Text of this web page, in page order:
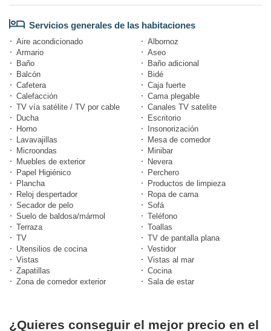
Servicios generales de las habitaciones
Aire acondicionado
Albornoz
Armario
Aseo
Baño
Baño adicional
Balcón
Bidé
Cafetera
Caja fuerte
Calefacción
Cama plegable
TV vía satélite / TV por cable
Canales TV satelite
Ducha
Escritorio
Horno
Insonorización
Lavavajillas
Mesa de comedor
Microondas
Minibar
Muebles de exterior
Nevera
Papel Higiénico
Perchero
Plancha
Productos de limpieza
Reloj despertador
Ropa de cama
Secador de pelo
Sofá
Suelo de baldosa/mármol
Teléfono
Terraza
Toallas
TV
TV de pantalla plana
Utensilios de cocina
Vestidor
Vistas
Vistas al mar
Zapatillas
Cocina
Zona de comedor exterior
Sala de estar
¿Quieres conseguir el mejor precio en el